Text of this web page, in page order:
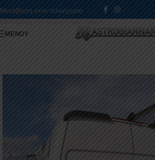
Μετάβαση στην πλοήγηση
Μετάβαση στο κύριο περιεχόμενο
ΜΕΝΟΎ